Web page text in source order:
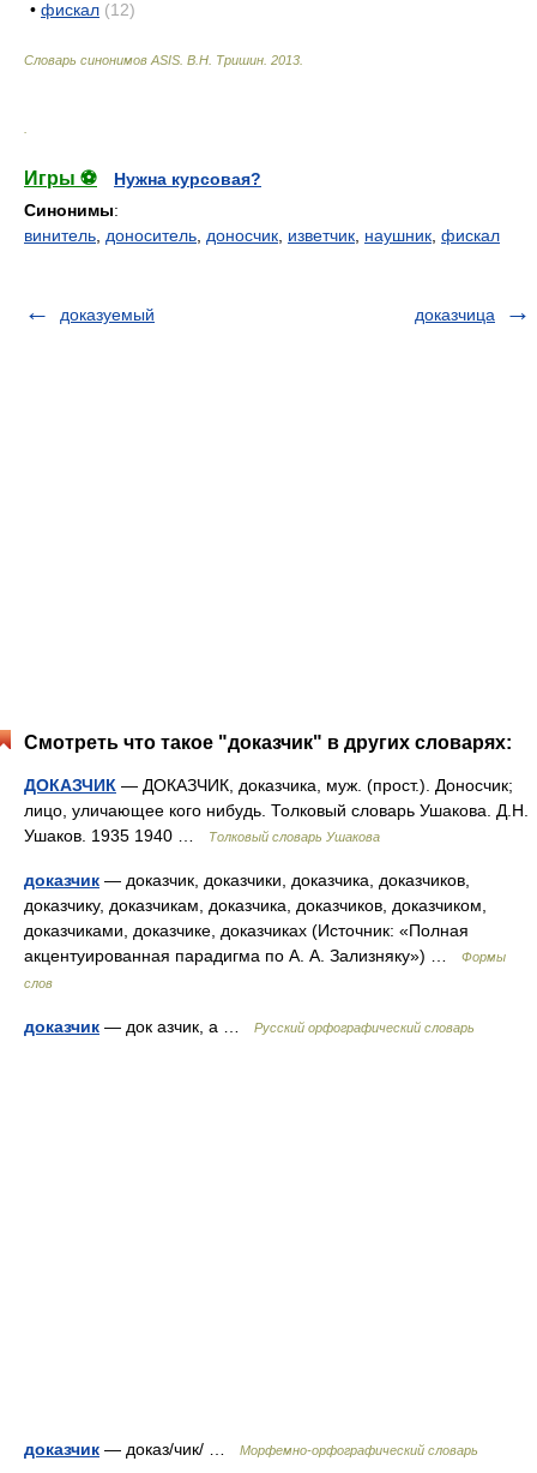
• фискал (12)
Словарь синонимов ASIS. В.Н. Тришин 2013
Игры ⚽
Нужна курсовая?
Синонимы:
винитель доноситель доносчик изветчик наушник фискал
доказуемый доказчица
Смотреть что такое "доказчик" в других словарях:
ДОКАЗЧИК — ДОКАЗЧИК, доказчика, муж. (прост.). Доносчик;
лицо, уличающее кого нибудь. Толковый словарь Ушакова. Д.Н.
Ушаков. 1935 1940 …
Толковый словарь Ушакова
доказчик — доказчик, доказчики, доказчика, доказчиков,
доказчику, доказчикам, доказчика, доказчиков, доказчиком,
доказчиками, доказчике, доказчиках (Источник: «Полная
акцентуированная парадигма по А. А. Зализняку») …
Формы
слов
доказчик — док азчик, а … Русский орфографический словарь
доказчик — доказ/чик/ … Морфемно-орфографический словарь